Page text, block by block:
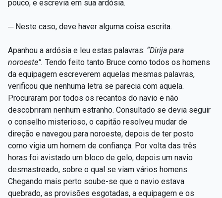
pouco, e escrevia em sua ardósia.
─ Neste caso, deve haver alguma coisa escrita.
Apanhou a ardósia e leu estas palavras: “Dirija para
noroeste”. Tendo feito tanto Bruce como todos os homens
da equipagem escreverem aquelas mesmas palavras,
verificou que nenhuma letra se parecia com aquela.
Procuraram por todos os recantos do navio e não
descobriram nenhum estranho. Consultado se devia seguir
o conselho misterioso, o capitão resolveu mudar de
direção e navegou para noroeste, depois de ter posto
como vigia um homem de confiança. Por volta das três
horas foi avistado um bloco de gelo, depois um navio
desmastreado, sobre o qual se viam vários homens.
Chegando mais perto soube-se que o navio estava
quebrado, as provisões esgotadas, a equipagem e os